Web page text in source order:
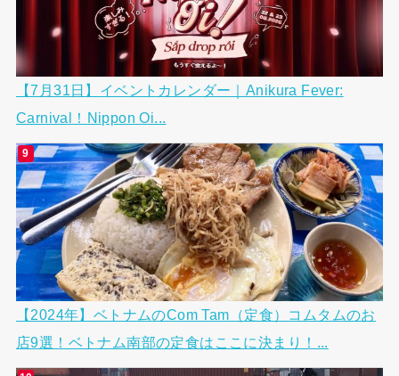
【7月31日】イベントカレンダー｜Anikura Fever:
Carnival！Nippon Oi...
【2024年】ベトナムのCom Tam（定食）コムタムのお
店9選！ベトナム南部の定食はここに決まり！...